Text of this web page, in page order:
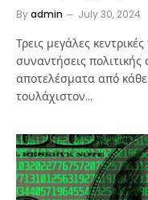
Byadmin July 30, 2024
Τρεις μεγάλες
συναντήσεις
αποτελέσματα από
τουλάχιστον…